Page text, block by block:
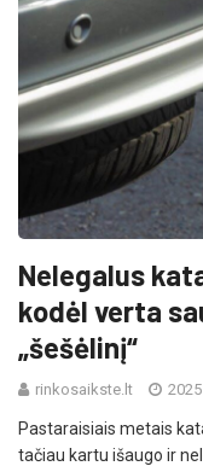
Nelegalus
kodėl verta
„šešėlinį“
rinkosaikste.lt
Pastaraisiais metais
tačiau kartu išaugo ir